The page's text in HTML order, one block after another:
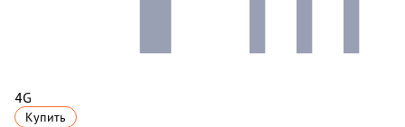
4G
Купить